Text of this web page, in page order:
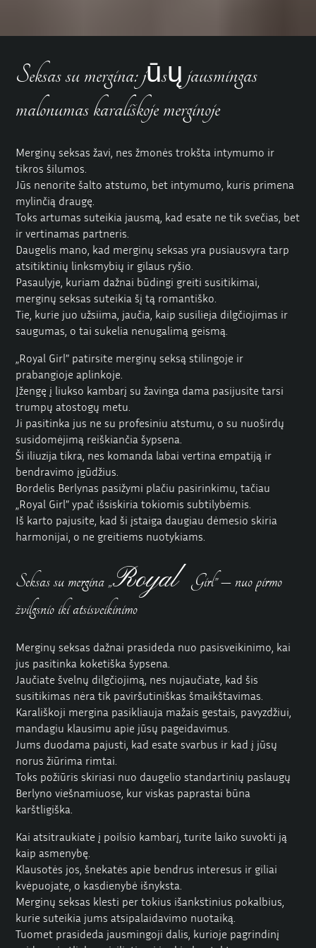
Seksas su mergina: jūsų jausmingas
malonumas karališkoje merginoje
Merginų seksas žavi, nes žmonės trokšta intymumo ir
tikros šilumos.
Jūs nenorite šalto atstumo, bet intymumo, kuris primena
mylinčią draugę.
Toks artumas suteikia jausmą, kad esate ne tik svečias, bet
ir vertinamas partneris.
Daugelis mano, kad merginų seksas yra pusiausvyra tarp
atsitiktinių linksmybių ir gilaus ryšio.
Pasaulyje, kuriam dažnai būdingi greiti susitikimai,
merginų seksas suteikia šį tą romantiško.
Tie, kurie juo užsiima, jaučia, kaip susilieja dilgčiojimas ir
saugumas, o tai sukelia nenugalimą geismą.
„Royal Girl” patirsite merginų seksą stilingoje ir
prabangioje aplinkoje.
Įžengę į liukso kambarį su žavinga dama pasijusite tarsi
trumpų atostogų metu.
Ji pasitinka jus ne su profesiniu atstumu, o su nuoširdų
susidomėjimą reiškiančia šypsena.
Ši iliuzija tikra, nes komanda labai vertina empatiją ir
bendravimo įgūdžius.
Bordelis Berlynas pasižymi plačiu pasirinkimu, tačiau
„Royal Girl” ypač išsiskiria tokiomis subtilybėmis.
Iš karto pajusite, kad ši įstaiga daugiau dėmesio skiria
harmonijai, o ne greitiems nuotykiams.
Seksas su mergina „Royal Girl” – nuo pirmo
žvilgsnio iki atsisveikinimo
Merginų seksas dažnai prasideda nuo pasisveikinimo, kai
jus pasitinka koketiška šypsena.
Jaučiate švelnų dilgčiojimą, nes nujaučiate, kad šis
susitikimas nėra tik paviršutiniškas šmaikštavimas.
Karališkoji mergina pasikliauja mažais gestais, pavyzdžiui,
mandagiu klausimu apie jūsų pageidavimus.
Jums duodama pajusti, kad esate svarbus ir kad į jūsų
norus žiūrima rimtai.
Toks požiūris skiriasi nuo daugelio standartinių paslaugų
Berlyno viešnamiuose, kur viskas paprastai būna
karštligiška.
Kai atsitraukiate į poilsio kambarį, turite laiko suvokti ją
kaip asmenybę.
Klausotės jos, šnekatės apie bendrus interesus ir giliai
kvėpuojate, o kasdienybė išnyksta.
Merginų seksas klesti per tokius išankstinius pokalbius,
kurie suteikia jums atsipalaidavimo nuotaiką.
Tuomet prasideda jausmingoji dalis, kurioje pagrindinį